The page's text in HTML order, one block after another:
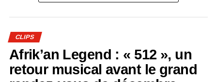
CLIPS
Afrik’an Legend : « 512 », un
retour musical avant le grand